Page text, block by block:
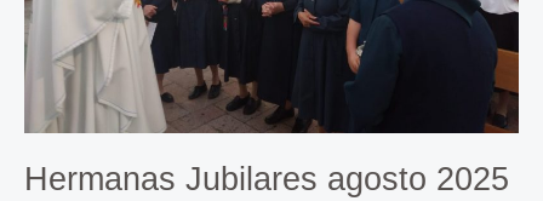
Hermanas Jubilares agosto 2025